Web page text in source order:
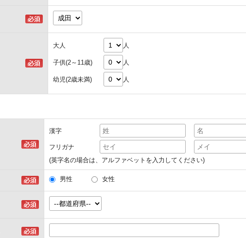
大人 人
子供(2～11歳) 人
幼児(2歳未満) 人
漢字
フリガナ
(英字名の場合は、アルファベットを入力してください)
男性 女性